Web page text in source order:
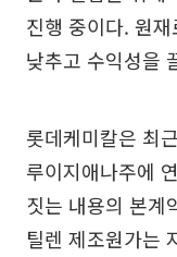
진행 중이다. 원
낮추고 수익성을
롯데케미칼은 최
루이지애나주에
짓는 내용의 본계
틸렌 제조원가는